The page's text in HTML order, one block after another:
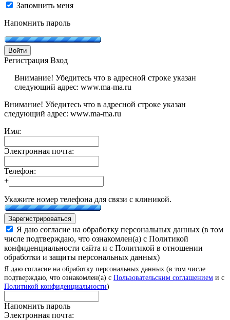
Запомнить меня
Напомнить пароль
Войти
Регистрация Вход
Внимание! Убедитесь что в адресной строке указан
следующий адрес: www.ma-ma.ru
Внимание! Убедитесь что в адресной строке указан
следующий адрес: www.ma-ma.ru
Имя:
Электронная почта:
Телефон:
+
Укажите номер телефона для связи с клиникой.
Зарегистрироваться
Я даю согласие на обработку персональных данных (в том
числе подтверждаю, что ознакомлен(а) с Политикой
конфиденциальности сайта и с Политикой в отношении
обработки и защиты персональных данных)
Я даю согласие на обработку персональных данных (в том числе
подтверждаю, что ознакомлен(а) с Пользовательским соглашением и с
Политикой конфиденциальности)
Напомнить пароль
Электронная почта: